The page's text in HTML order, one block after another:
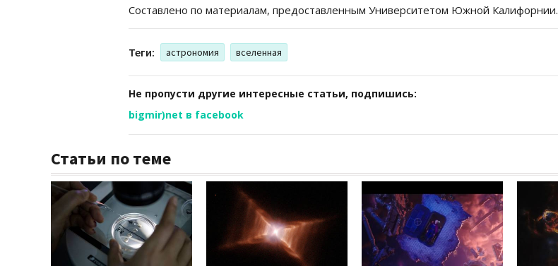
Составлено по материалам, предоставленным Университетом Южной Калифорнии.
Теги: астрономия вселенная
Не пропусти другие интересные статьи, подпишись:
bigmir)net в facebook
Статьи по теме